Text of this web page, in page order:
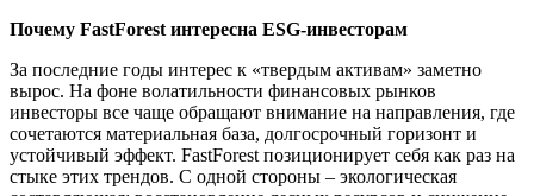
Почему FastForest интересна ESG-инвесторам
За последние годы интерес к «твердым активам» заметно
вырос. На фоне волатильности финансовых рынков
инвесторы все чаще обращают внимание на направления, где
сочетаются материальная база, долгосрочный горизонт и
устойчивый эффект. FastForest позиционирует себя как раз на
стыке этих трендов. С одной стороны – экологическая